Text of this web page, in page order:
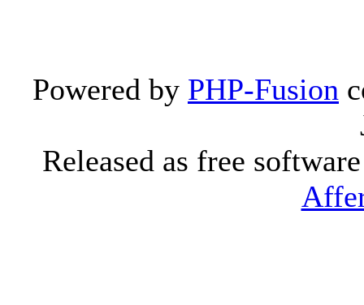
Powered by PHP-Fusion
Released as free